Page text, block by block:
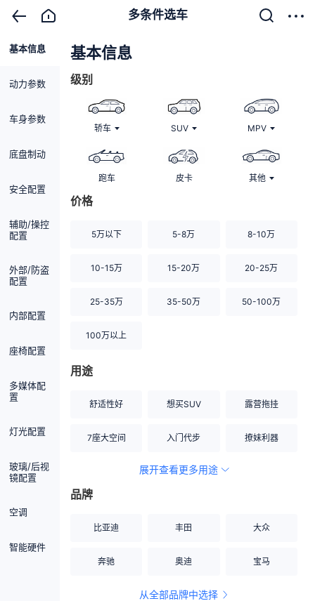
多条件选车
基本信息
动力参数
车身参数
底盘制动
安全配置
辅助/操控
配置
外部/防盗
配置
内部配置
座椅配置
多媒体配
置
灯光配置
玻璃/后视
镜配置
空调
智能硬件
基本信息
级别
轿车 SUV MPV
跑车 皮卡 其他
价格
5万以下 5-8万 8-10万
10-15万 15-20万 20-25万
25-35万 35-50万 50-100万
100万以上
用途
舒适性好 想买SUV 露营拖挂
7座大空间 入门代步 撩妹利器
空间宽敞
展开查看更多用途
品牌
比亚迪 丰田 大众
奔驰 奥迪 宝马
从全部品牌中选择